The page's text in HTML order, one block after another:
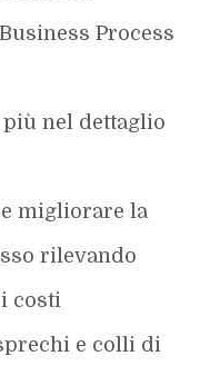
Process
nel dettaglio
e migliorare la
rilevando
costi
e colli di